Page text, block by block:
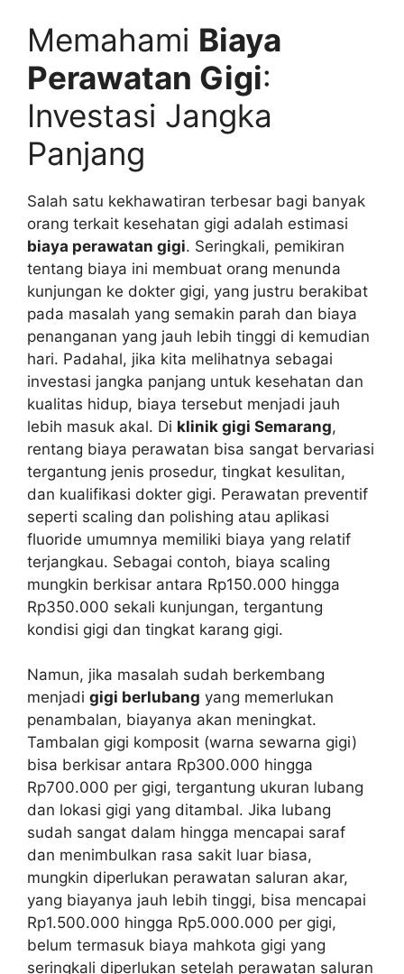
Memahami Biaya
Perawatan Gigi:
Investasi Jangka
Panjang
Salah satu kekhawatiran terbesar bagi banyak
orang terkait kesehatan gigi adalah estimasi
biaya perawatan gigi. Seringkali, pemikiran
tentang biaya ini membuat orang menunda
kunjungan ke dokter gigi, yang justru berakibat
pada masalah yang semakin parah dan biaya
penanganan yang jauh lebih tinggi di kemudian
hari. Padahal, jika kita melihatnya sebagai
investasi jangka panjang untuk kesehatan dan
kualitas hidup, biaya tersebut menjadi jauh
lebih masuk akal. Di klinik gigi Semarang,
rentang biaya perawatan bisa sangat bervariasi
tergantung jenis prosedur, tingkat kesulitan,
dan kualifikasi dokter gigi. Perawatan preventif
seperti scaling dan polishing atau aplikasi
fluoride umumnya memiliki biaya yang relatif
terjangkau. Sebagai contoh, biaya scaling
mungkin berkisar antara Rp150.000 hingga
Rp350.000 sekali kunjungan, tergantung
kondisi gigi dan tingkat karang gigi.
Namun, jika masalah sudah berkembang
menjadi gigi berlubang yang memerlukan
penambalan, biayanya akan meningkat.
Tambalan gigi komposit (warna sewarna gigi)
bisa berkisar antara Rp300.000 hingga
Rp700.000 per gigi, tergantung ukuran lubang
dan lokasi gigi yang ditambal. Jika lubang
sudah sangat dalam hingga mencapai saraf
dan menimbulkan rasa sakit luar biasa,
mungkin diperlukan perawatan saluran akar,
yang biayanya jauh lebih tinggi, bisa mencapai
Rp1.500.000 hingga Rp5.000.000 per gigi,
belum termasuk biaya mahkota gigi yang
seringkali diperlukan setelah perawatan saluran